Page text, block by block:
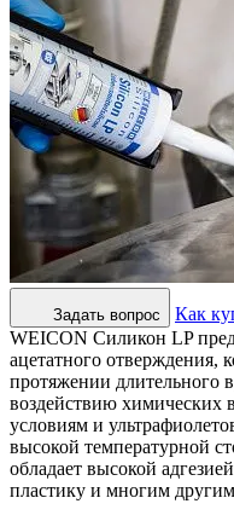
Задать вопрос Как
WEICON Силикон LP
ацетатного отверждения,
протяжении длительного
воздействию химических
условиям и
высокой температурной
обладает высокой
пластику и многим